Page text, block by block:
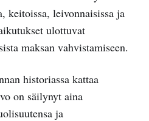
keitoissa, leivonnaisissa ja
ulottuvat
maksan vahvistamiseen.
historiassa kattaa
on säilynyt aina
ja